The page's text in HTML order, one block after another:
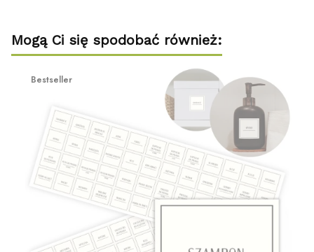
Mogą Ci się spodobać również:
Bestseller